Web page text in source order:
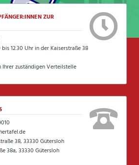
ZUR
12.30 Uhr in der Kaiserstraße 38
Ihrer zuständigen Verteilstelle
38, 33330 Gütersloh
38a, 33330 Gütersloh